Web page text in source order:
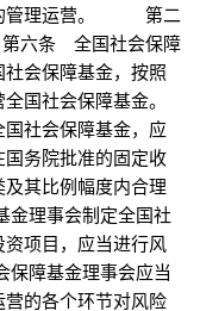
的管理运营。 第二
六条 全国社会保障
会保障基金，按照
国社会保障基金。
社会保障基金，应
务院批准的固定收
其比例幅度内合理
理事会制定全国社
项目，应当进行风
障基金理事会应当
的各个环节对风险